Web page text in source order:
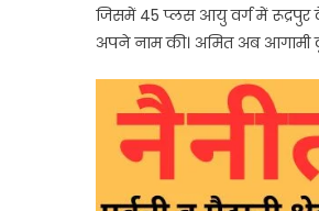
जिसमें 45 प्लस आयु वर्ग में
अपने नाम की। अमित अब आगामी